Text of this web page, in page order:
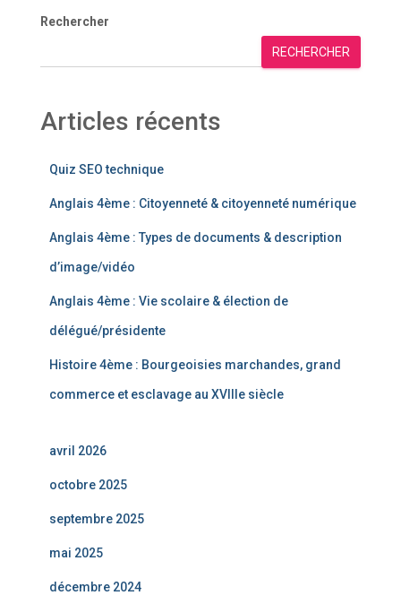
Rechercher
RECHERCHER
Articles récents
Quiz SEO technique
Anglais 4ème : Citoyenneté & citoyenneté numérique
Anglais 4ème : Types de documents & description
d’image/vidéo
Anglais 4ème : Vie scolaire & élection de
délégué/présidente
Histoire 4ème : Bourgeoisies marchandes, grand
commerce et esclavage au XVIIIe siècle
avril 2026
octobre 2025
septembre 2025
mai 2025
décembre 2024